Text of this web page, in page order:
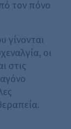
τον πόνο
γίνονται
οι
στις